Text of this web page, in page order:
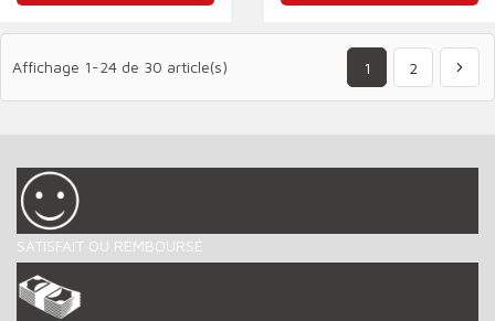
Affichage 1-24 de 30 article(s) 1 2
SATISFAIT OU REMBOURSÉ